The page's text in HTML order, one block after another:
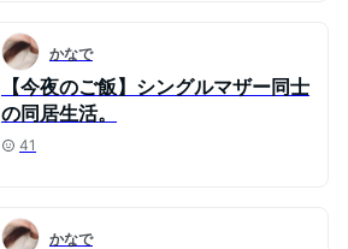
かなで
【今夜のご飯】シングルマザー同士
の同居生活。
41
かなで